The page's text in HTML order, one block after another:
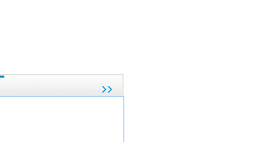
改革中分享到更多利益